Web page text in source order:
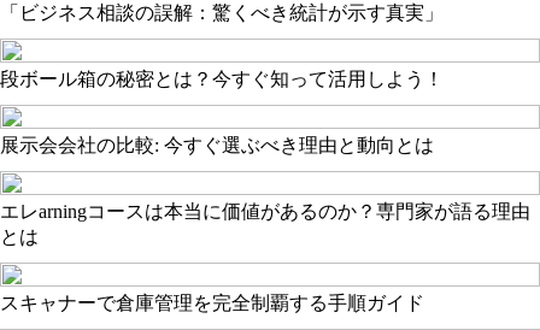
「ビジネス相談の誤解：驚くべき統計が示す真実」
段ボール箱の秘密とは？今すぐ知って活用しよう！
展示会会社の比較: 今すぐ選ぶべき理由と動向とは
エレarningコースは本当に価値があるのか？専門家が語る理由
とは
スキャナーで倉庫管理を完全制覇する手順ガイド